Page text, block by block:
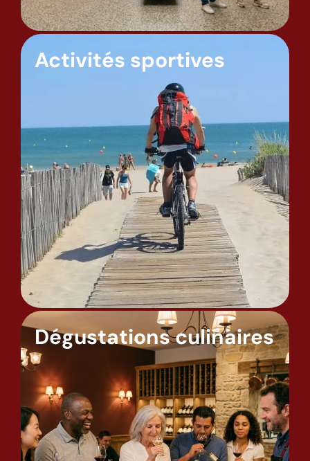
Activités sportives
Dégustations culinaires